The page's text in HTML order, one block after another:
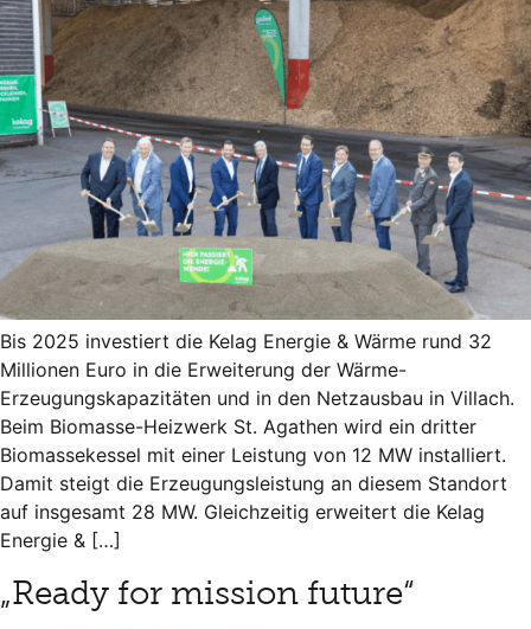
Bis 2025 investiert die Kelag Energie & Wärme rund 32
Millionen Euro in die Erweiterung der Wärme-
Erzeugungskapazitäten und in den Netzausbau in Villach.
Beim Biomasse-Heizwerk St. Agathen wird ein dritter
Biomassekessel mit einer Leistung von 12 MW installiert.
Damit steigt die Erzeugungsleistung an diesem Standort
auf insgesamt 28 MW. Gleichzeitig erweitert die Kelag
Energie & […]
„Ready for mission future“